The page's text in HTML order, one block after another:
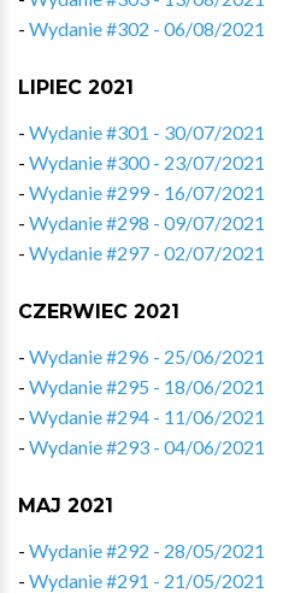
- Wydanie #302 - 06/08/2021
LIPIEC 2021
- Wydanie #301 - 30/07/2021
- Wydanie #300 - 23/07/2021
- Wydanie #299 - 16/07/2021
- Wydanie #298 - 09/07/2021
- Wydanie #297 - 02/07/2021
CZERWIEC 2021
- Wydanie #296 - 25/06/2021
- Wydanie #295 - 18/06/2021
- Wydanie #294 - 11/06/2021
- Wydanie #293 - 04/06/2021
MAJ 2021
- Wydanie #292 - 28/05/2021
- Wydanie #291 - 21/05/2021